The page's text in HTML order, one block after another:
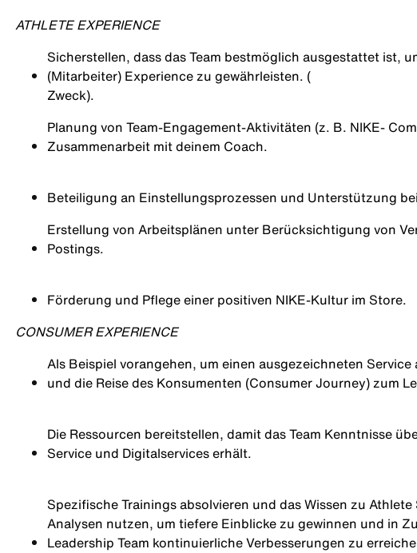
ATHLETE EXPERIENCE
Sicherstellen, dass das Team bestmöglich ausgestattet ist,
(Mitarbeiter) Experience zu gewährleisten. (
Zweck).
Planung von Team‑Engagement‑Aktivitäten (z. B. NIKE-
Zusammenarbeit mit deinem Coach.
Beteiligung an Einstellungsprozessen und Unterstützung
Erstellung von Arbeitsplänen unter Berücksichtigung von
Postings.
Förderung und Pflege einer positiven NIKE‑Kultur im Store.
CONSUMER EXPERIENCE
Als Beispiel vorangehen, um einen ausgezeichneten
und die Reise des Konsumenten (Consumer Journey) zum
Die Ressourcen bereitstellen, damit das Team Kenntnisse
Service und Digitalservices erhält.
Spezifische Trainings absolvieren und das Wissen zu
Analysen nutzen, um tiefere Einblicke zu gewinnen und in
Leadership Team kontinuierliche Verbesserungen zu